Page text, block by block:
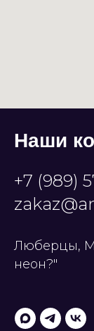
Наши
+7 (989)
Люберцы,
неон?"